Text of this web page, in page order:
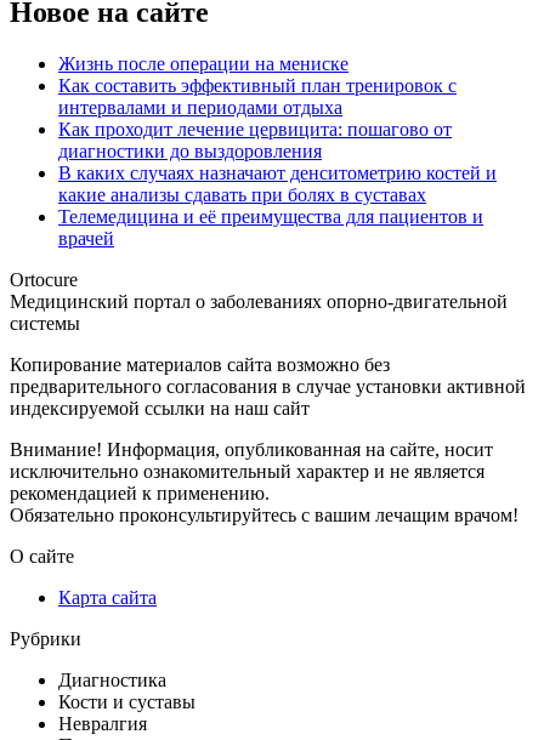
Новое на сайте
Жизнь после операции на мениске
Как составить эффективный план тренировок с
интервалами и периодами отдыха
Как проходит лечение цервицита: пошагово от
диагностики до выздоровления
В каких случаях назначают денситометрию костей и
какие анализы сдавать при болях в суставах
Телемедицина и её преимущества для пациентов и
врачей
Ortocure
Медицинский портал о заболеваниях опорно-двигательной
системы
Копирование материалов сайта возможно без
предварительного согласования в случае установки активной
индексируемой ссылки на наш сайт
Внимание! Информация, опубликованная на сайте, носит
исключительно ознакомительный характер и не является
рекомендацией к применению.
Обязательно проконсультируйтесь с вашим лечащим врачом!
О сайте
Карта сайта
Рубрики
Диагностика
Кости и суставы
Невралгия